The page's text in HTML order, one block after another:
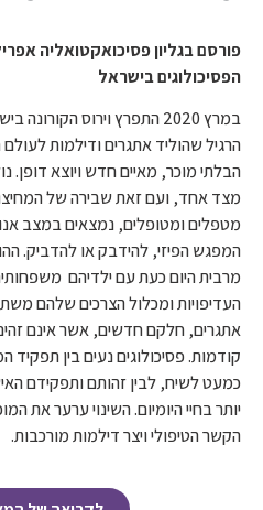
הפסיכולוגים בישראל
במרץ 2020 התפרץ וירוס
הרגיל שהוליד אתגרים ודילמות
הבלתי מוכר, מאיים חדש ויוצא דופן.
מצד אחד, ועם זאת שבירה של
מטפלים ומטופלים, נמצאים במצב
המפגש הפיזי, להידבק או להדביק.
מרבית היום כעת עם ילדיהם
העדיפויות ומכלול הצרכים שלהם
אתגרים, חלקם חדשים, אשר אינם
קודמות. פסיכולוגים נעים בין תפקיד
כמעט לשיח, לבין זהותם ותפקידם
יותר בחיי היומיום. השינוי ערער את
הקשר הטיפולי ויצר דילמות מורכבות.